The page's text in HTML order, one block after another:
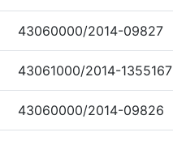
43060000/2014-09827
43061000/2014-1355167
43060000/2014-09826